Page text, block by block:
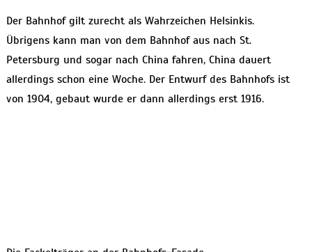
Der Bahnhof gilt zurecht als Wahrzeichen Helsinkis.
Übrigens kann man von dem Bahnhof aus nach St.
Petersburg und sogar nach China fahren, China dauert
allerdings schon eine Woche. Der Entwurf des Bahnhofs ist
von 1904, gebaut wurde er dann allerdings erst 1916.